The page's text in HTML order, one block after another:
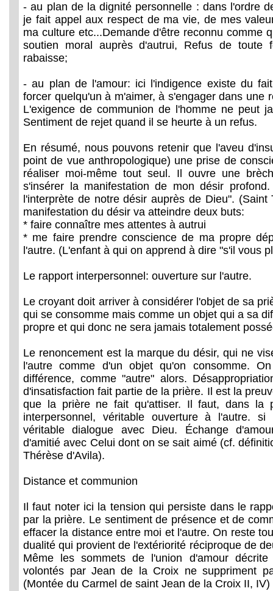
- au plan de la dignité personnelle : dans l'ordre
je fait appel aux respect de ma vie, de mes
ma culture etc...Demande d'être reconnu comme
soutien moral auprès d'autrui, Refus de toute
rabaisse;
- au plan de l'amour: ici l'indigence existe du
forcer quelqu'un à m'aimer, à s'engager dans une
L'exigence de communion de l'homme ne peut
Sentiment de rejet quand il se heurte à un refus.
En résumé, nous pouvons retenir que l'aveu
point de vue anthropologique) une prise de
réaliser moi-même tout seul. Il ouvre une
s'insérer la manifestation de mon désir
l'interprète de notre désir auprès de Dieu". (Saint
manifestation du désir va atteindre deux buts:
* faire connaître mes attentes à autrui
* me faire prendre conscience de ma propre
l'autre. (L'enfant à qui on apprend à dire "s'il vous
Le rapport interpersonnel: ouverture sur l'autre.
Le croyant doit arriver à considérer l'objet de sa
qui se consomme mais comme un objet qui a sa
propre et qui donc ne sera jamais totalement
Le renoncement est la marque du désir, qui ne
l'autre comme d'un objet qu'on consomme.
différence, comme "autre" alors.
d'insatisfaction fait partie de la prière. Il est la
que la prière ne fait qu'attiser. Il faut, dans la
interpersonnel, véritable ouverture à l'autre.
véritable dialogue avec Dieu. Échange
d'amitié avec Celui dont on se sait aimé (cf.
Thérèse d'Avila).
Distance et communion
Il faut noter ici la tension qui persiste dans le
par la prière. Le sentiment de présence et de
effacer la distance entre moi et l'autre. On reste
dualité qui provient de l'extériorité réciproque de
Même les sommets de l'union d'amour
volontés par Jean de la Croix ne suppriment
(Montée du Carmel de saint Jean de la Croix II, IV)